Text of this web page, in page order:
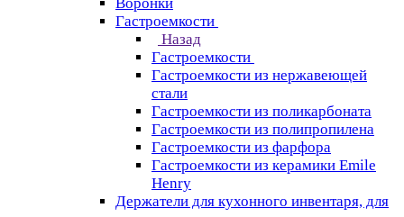
Гастроемкости
Назад
Гастроемкости
Гастроемкости из нержавеющей
стали
Гастроемкости из поликарбоната
Гастроемкости из полипропилена
Гастроемкости из фарфора
Гастроемкости из керамики Emile
Henry
Держатели для кухонного инвентаря, для